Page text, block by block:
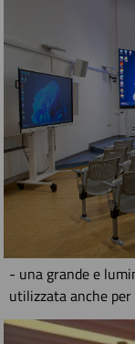
- una grande e
utilizzata anche